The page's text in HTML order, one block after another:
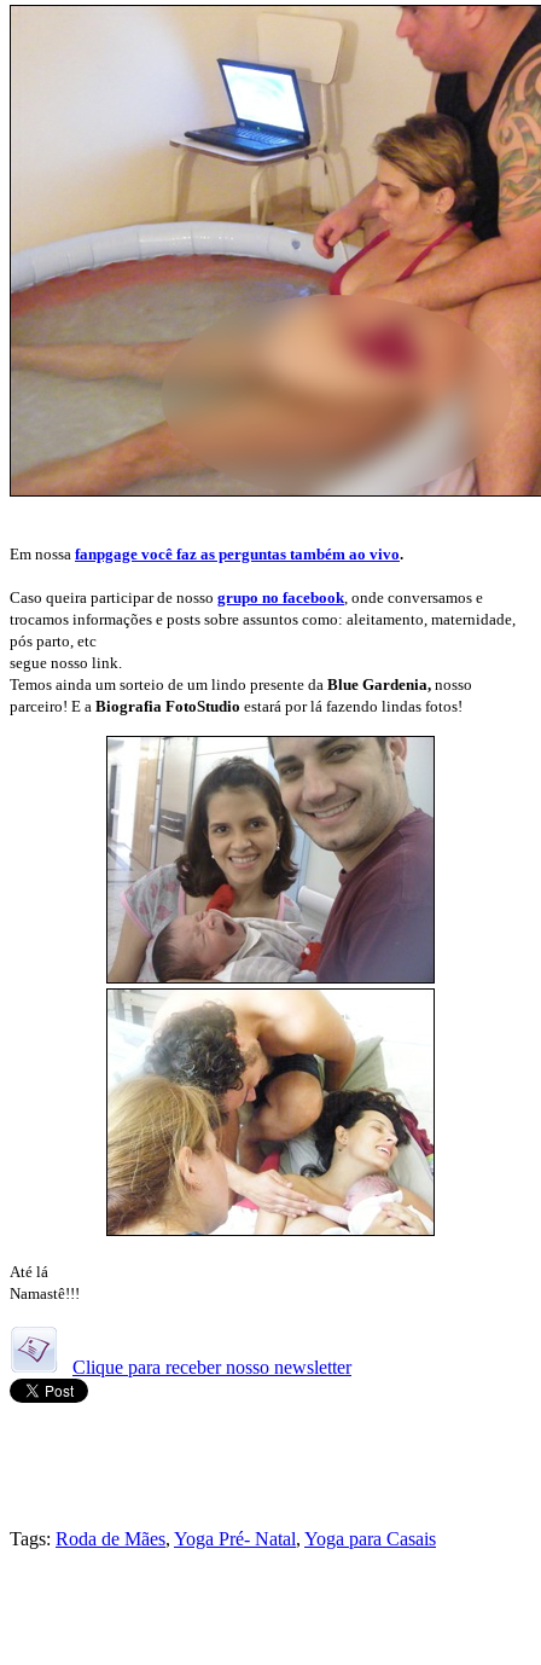
Em nossa fanpgage você faz as perguntas também ao vivo.
Caso queira participar de nosso grupo no facebook , onde conversamos e
trocamos informações e posts sobre assuntos como: aleitamento, maternidade,
pós parto, etc
segue nosso link.
Temos ainda um sorteio de um lindo presente da Blue Gardenia, nosso
parceiro! E a Biografia FotoStudio estará por lá fazendo lindas fotos!
Até lá
Namastê!!!
Clique para receber nosso newsletter
Tags: Roda de Mães, Yoga Pré- Natal, Yoga para Casais